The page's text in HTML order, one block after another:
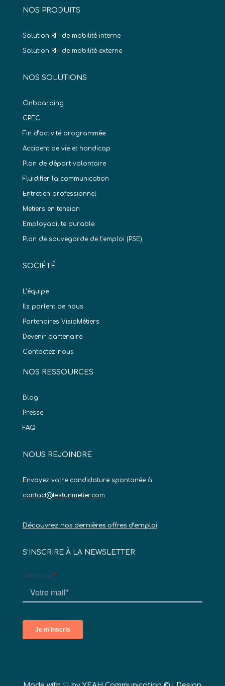
NOS PRODUITS
Solution RH de mobilité interne
Solution RH de mobilité externe
NOS SOLUTIONS
Onboarding
GPEC
Fin d’activité programmée
Accident de vie et handicap
Plan de départ volontaire
Fluidifier la communication
Entretien professionnel
Metiers en tension
Employabilite durable
Plan de sauvegarde de l’emploi (PSE)
SOCIÉTÉ
L’équipe
Ils parlent de nous
Partenaires VisioMétiers
Devenir partenaire
Contactez-nous
NOS RESSOURCES
Blog
Presse
FAQ
NOUS REJOINDRE
Envoyez votre candidature spontanée à
contact@testunmetier.com
Découvrez nos dernières offres d’emploi
S’INSCRIRE À LA NEWSLETTER